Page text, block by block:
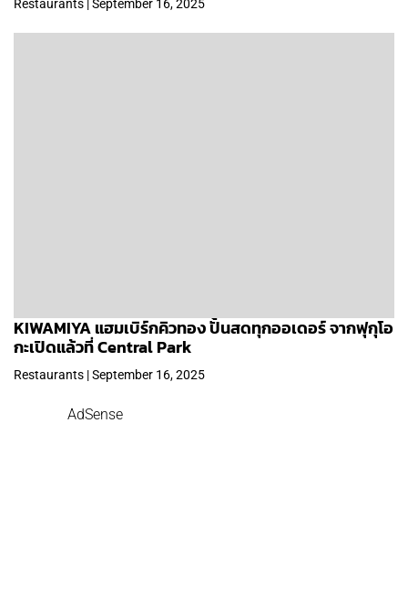
Restaurants | September 16, 2025
KIWAMIYA แฮมเบิร์กคิวทอง ปั้นสดทุกออเดอร์ จากฟุกุโอ
กะเปิดแล้วที่ Central Park
Restaurants | September 16, 2025
AdSense